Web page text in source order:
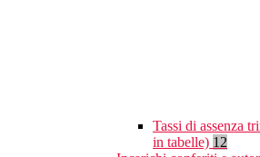
Tassi di assenza
in tabelle) 12